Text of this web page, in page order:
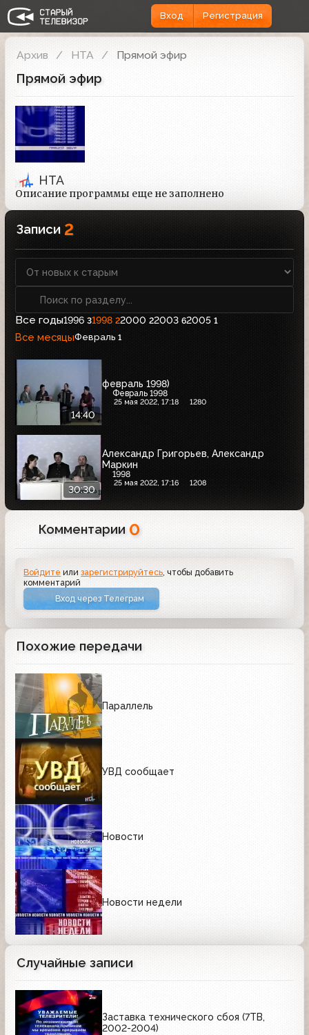
Вход Регистрация
Архив НТА Прямой эфир
Прямой эфир
НТА
Описание программы еще не заполнено
Записи 2
Все годы1996 31998 22000 22003 62005 1
Все месяцыФевраль 1
14:40
февраль 1998)
Февраль 1998
25 мая 2022, 17:18 1280
30:30
Александр Григорьев, Александр
Маркин
1998
25 мая 2022, 17:16 1208
Комментарии 0
Войдите илизарегистрируйтесь , чтобы добавить
комментарий
Вход через Телеграм
Похожие передачи
Параллель
УВД сообщает
Новости
Новости недели
Случайные записи
Заставка технического сбоя (7ТВ,
2002-2004)